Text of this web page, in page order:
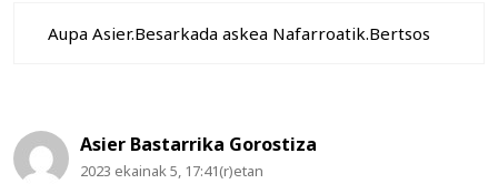
Aupa Asier.Besarkada askea Nafarroatik.Bertsos
Asier Bastarrika Gorostiza
2023 ekainak 5, 17:41(r)etan